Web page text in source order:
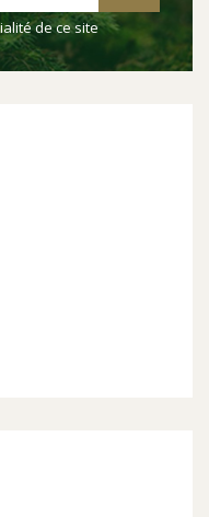
de ce site